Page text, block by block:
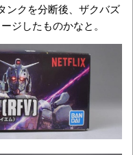
ンクを分断後、ザクバズ
ジしたものかなと。